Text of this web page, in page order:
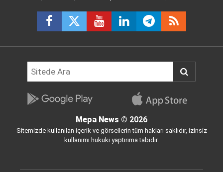
Mepa News © 2026
Sitemizde kullanılan içerik ve görsellerin tüm hakları saklıdır, izinsiz
kullanımı hukuki yaptırıma tabidir.